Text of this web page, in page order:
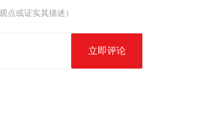
点或证实其描述）
立即评论